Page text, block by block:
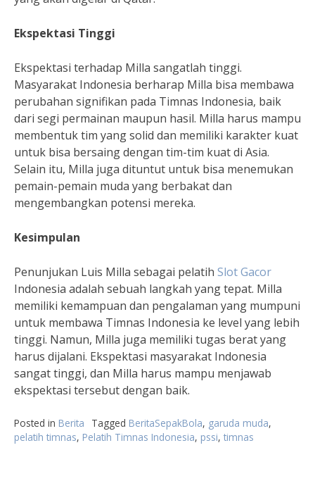
Ekspektasi Tinggi
Ekspektasi terhadap Milla sangatlah tinggi.
Masyarakat Indonesia berharap Milla bisa membawa
perubahan signifikan pada Timnas Indonesia, baik
dari segi permainan maupun hasil. Milla harus mampu
membentuk tim yang solid dan memiliki karakter kuat
untuk bisa bersaing dengan tim-tim kuat di Asia.
Selain itu, Milla juga dituntut untuk bisa menemukan
pemain-pemain muda yang berbakat dan
mengembangkan potensi mereka.
Kesimpulan
Penunjukan Luis Milla sebagai pelatih Slot Gacor
Indonesia adalah sebuah langkah yang tepat. Milla
memiliki kemampuan dan pengalaman yang mumpuni
untuk membawa Timnas Indonesia ke level yang lebih
tinggi. Namun, Milla juga memiliki tugas berat yang
harus dijalani. Ekspektasi masyarakat Indonesia
sangat tinggi, dan Milla harus mampu menjawab
ekspektasi tersebut dengan baik.
Posted in Berita Tagged BeritaSepakBola, garuda muda,
pelatih timnas, Pelatih Timnas Indonesia, pssi, timnas